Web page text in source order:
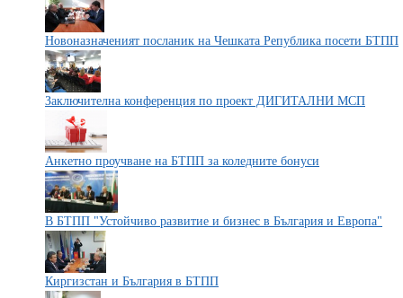
Новоназначеният посланик на Чешката Република посети БТПП
Заключителна конференция по проект ДИГИТАЛНИ МСП
Анкетно проучване на БТПП за коледните бонуси
В БТПП "Устойчиво развитие и бизнес в България и Европа"
Киргизстан и България в БТПП